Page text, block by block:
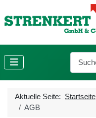
Suchen
Aktuelle Seite: Startseite
AGB